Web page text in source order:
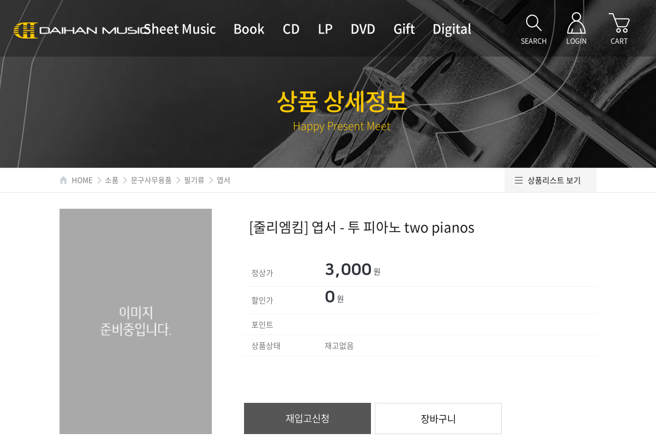
Sheet Music Book CD LP DVD Gift Digital
SEARCH LOGIN CART
상품 상세정보
Happy Present Meet
HOME 소품 문구사무용품 필기류 엽서 상품리스트 보기
[줄리엠킴] 엽서 - 투 피아노 two pianos
정상가 3,000 원
할인가 0 원
포인트
상품상태
재고없음
재입고신청 장바구니